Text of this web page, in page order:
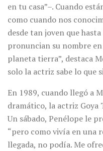
en tu casa”–. Cuando
como cuando nos
desde tan joven que
pronuncian su nombre
planeta tierra”, destaca
solo la actriz sabe lo que
En 1989, cuando llegó a
dramático, la actriz Goya
Un sábado, Penélope le
“pero como vivía en una
llegada, no podía. Me